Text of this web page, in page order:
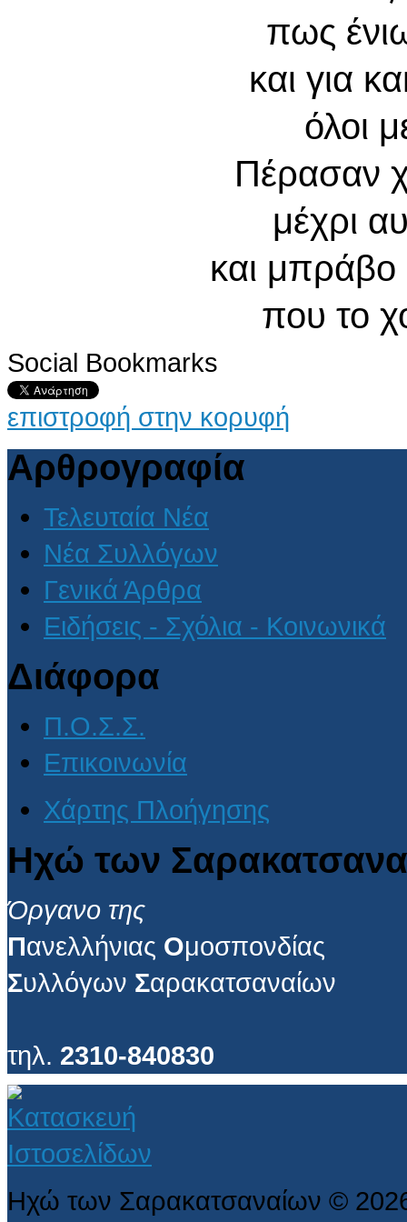
πως
και για
όλοι
Πέρασαν
μέχρι
και μπράβο
που το
Social Bookmarks
επιστροφή στην κορυφή
Αρθρογραφία
Τελευταία Νέα
Νέα Συλλόγων
Γενικά Άρθρα
Ειδήσεις - Σχόλια - Κοινωνικά
Διάφορα
Π.Ο.Σ.Σ.
Επικοινωνία
Χάρτης Πλοήγησης
Ηχώ των
Όργανο της
Πανελλήνιας Ομοσπονδίας
Συλλόγων Σαρακατσαναίων
τηλ. 2310-840830
Ηχώ των Σαρακατσαναίων ©